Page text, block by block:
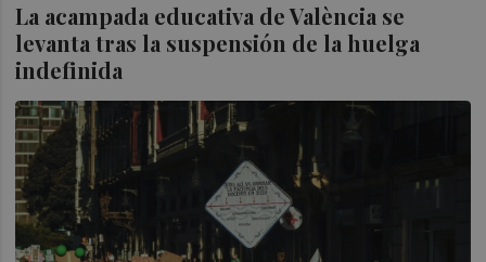
La acampada educativa de València se
levanta tras la suspensión de la huelga
indefinida